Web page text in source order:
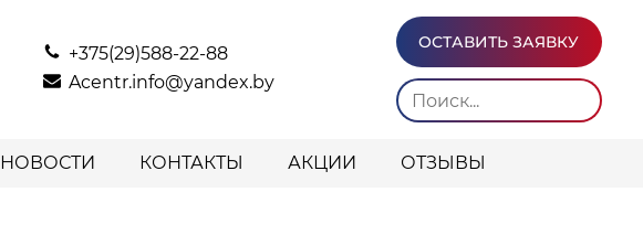
+375(29)588-22-88
Acentr.info@yandex.by
ОСТАВИТЬ ЗАЯВКУ
НОВОСТИ КОНТАКТЫ АКЦИИ ОТЗЫВЫ